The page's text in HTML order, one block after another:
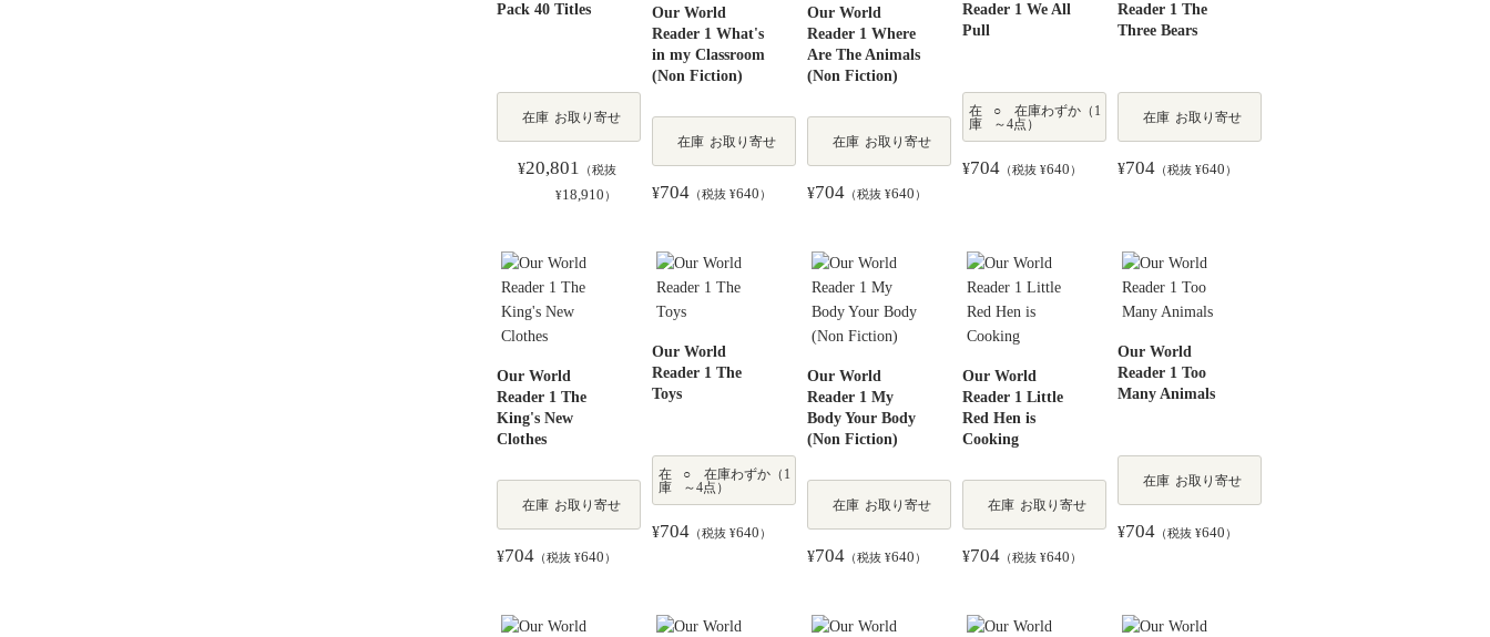
Pack 40 Titles
在庫 お取り寄せ
¥20,801 （税抜
¥18,910 ）
Our World
Reader 1 What's
in my Classroom
(Non Fiction)
在庫 お取り寄せ
¥704 （税抜 ¥640 ）
Our World
Reader 1 Where
Are The Animals
(Non Fiction)
在庫 お取り寄せ
¥704 （税抜 ¥640 ）
Reader 1 We All
Pull
在
庫
○ 在庫わずか（1
～4点）
¥704 （税抜 ¥640 ）
Reader 1 The
Three Bears
在庫 お取り寄せ
¥704 （税抜 ¥640 ）
Our World
Reader 1 The
King's New
Clothes
在庫 お取り寄せ
¥704 （税抜 ¥640 ）
Our World
Reader 1 The
Toys
在
庫
○ 在庫わずか（1
～4点）
¥704 （税抜 ¥640 ）
Our World
Reader 1 My
Body Your Body
(Non Fiction)
在庫 お取り寄せ
¥704 （税抜 ¥640 ）
Our World
Reader 1 Little
Red Hen is
Cooking
在庫 お取り寄せ
¥704 （税抜 ¥640 ）
Our World
Reader 1 Too
Many Animals
在庫 お取り寄せ
¥704 （税抜 ¥640 ）